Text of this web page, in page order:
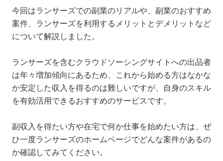
今回はランサーズでの副業のリアルや、副業のおすすめ
案件、ランサーズを利用するメリットとデメリットなど
について解説しました。
ランサーズを含むクラウドソーシングサイトへの出品者
は年々増加傾向にあるため、これから始める方はなかな
か安定した収入を得るのは難しいですが、自身のスキル
を有効活用できるおすすめのサービスです。
副収入を得たい方や在宅で何か仕事を始めたい方は、ぜ
ひ一度ランサーズのホームページでどんな案件があるの
か確認してみてください。